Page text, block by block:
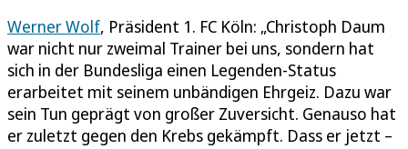
Werner Wolf, Präsident 1. FC Köln: „Christoph Daum
war nicht nur zweimal Trainer bei uns, sondern hat
sich in der Bundesliga einen Legenden-Status
erarbeitet mit seinem unbändigen Ehrgeiz. Dazu war
sein Tun geprägt von großer Zuversicht. Genauso hat
er zuletzt gegen den Krebs gekämpft. Dass er jetzt –